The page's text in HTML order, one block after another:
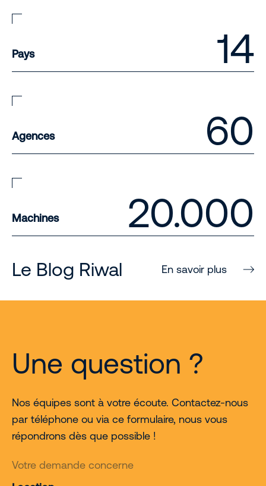
Pays 14
Agences 60
Machines 20.000
Le Blog Riwal En savoir plus
Une question ?
Nos équipes sont à votre écoute. Contactez-nous
par téléphone ou via ce formulaire, nous vous
répondrons dès que possible !
Votre demande concerne